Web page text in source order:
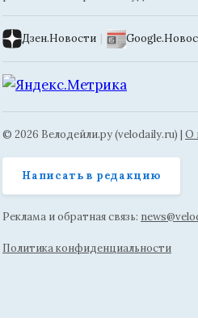
Дзен.Новости
© 2026 Велодейли.ру (velodaily.ru) | О
Написать в редакцию
Реклама и обратная связь:
Политика конфиденциальности